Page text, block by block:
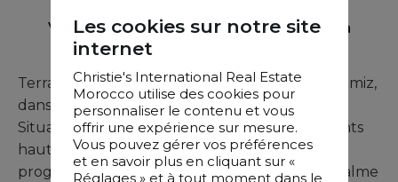
Vente• Terrain• Marrakech •1.21 Ha
Terrain SD1 de 12 128 m² à vendre route d’Amizmiz,
dans un secteur en plein développement.
Situation privilégiée à proximité d’établissements
haut de gamme. Idéal pour réalisation d’un
programme résidentiel ou d’un hôtel. Cadre calme
Les cookies sur notre site
internet
Christie's International Real Estate
Morocco utilise des cookies pour
personnaliser le contenu et vous
offrir une expérience sur mesure.
Vous pouvez gérer vos préférences
et en savoir plus en cliquant sur «
Réglages » et à tout moment dans le